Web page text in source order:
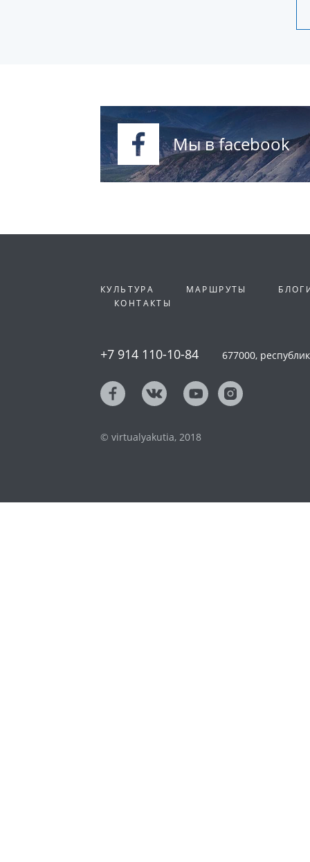
Мы в facebook
КУЛЬТУРА МАРШРУТЫ
КОНТАКТЫ
+7 914 110-10-84 677000,
© virtualyakutia, 2018